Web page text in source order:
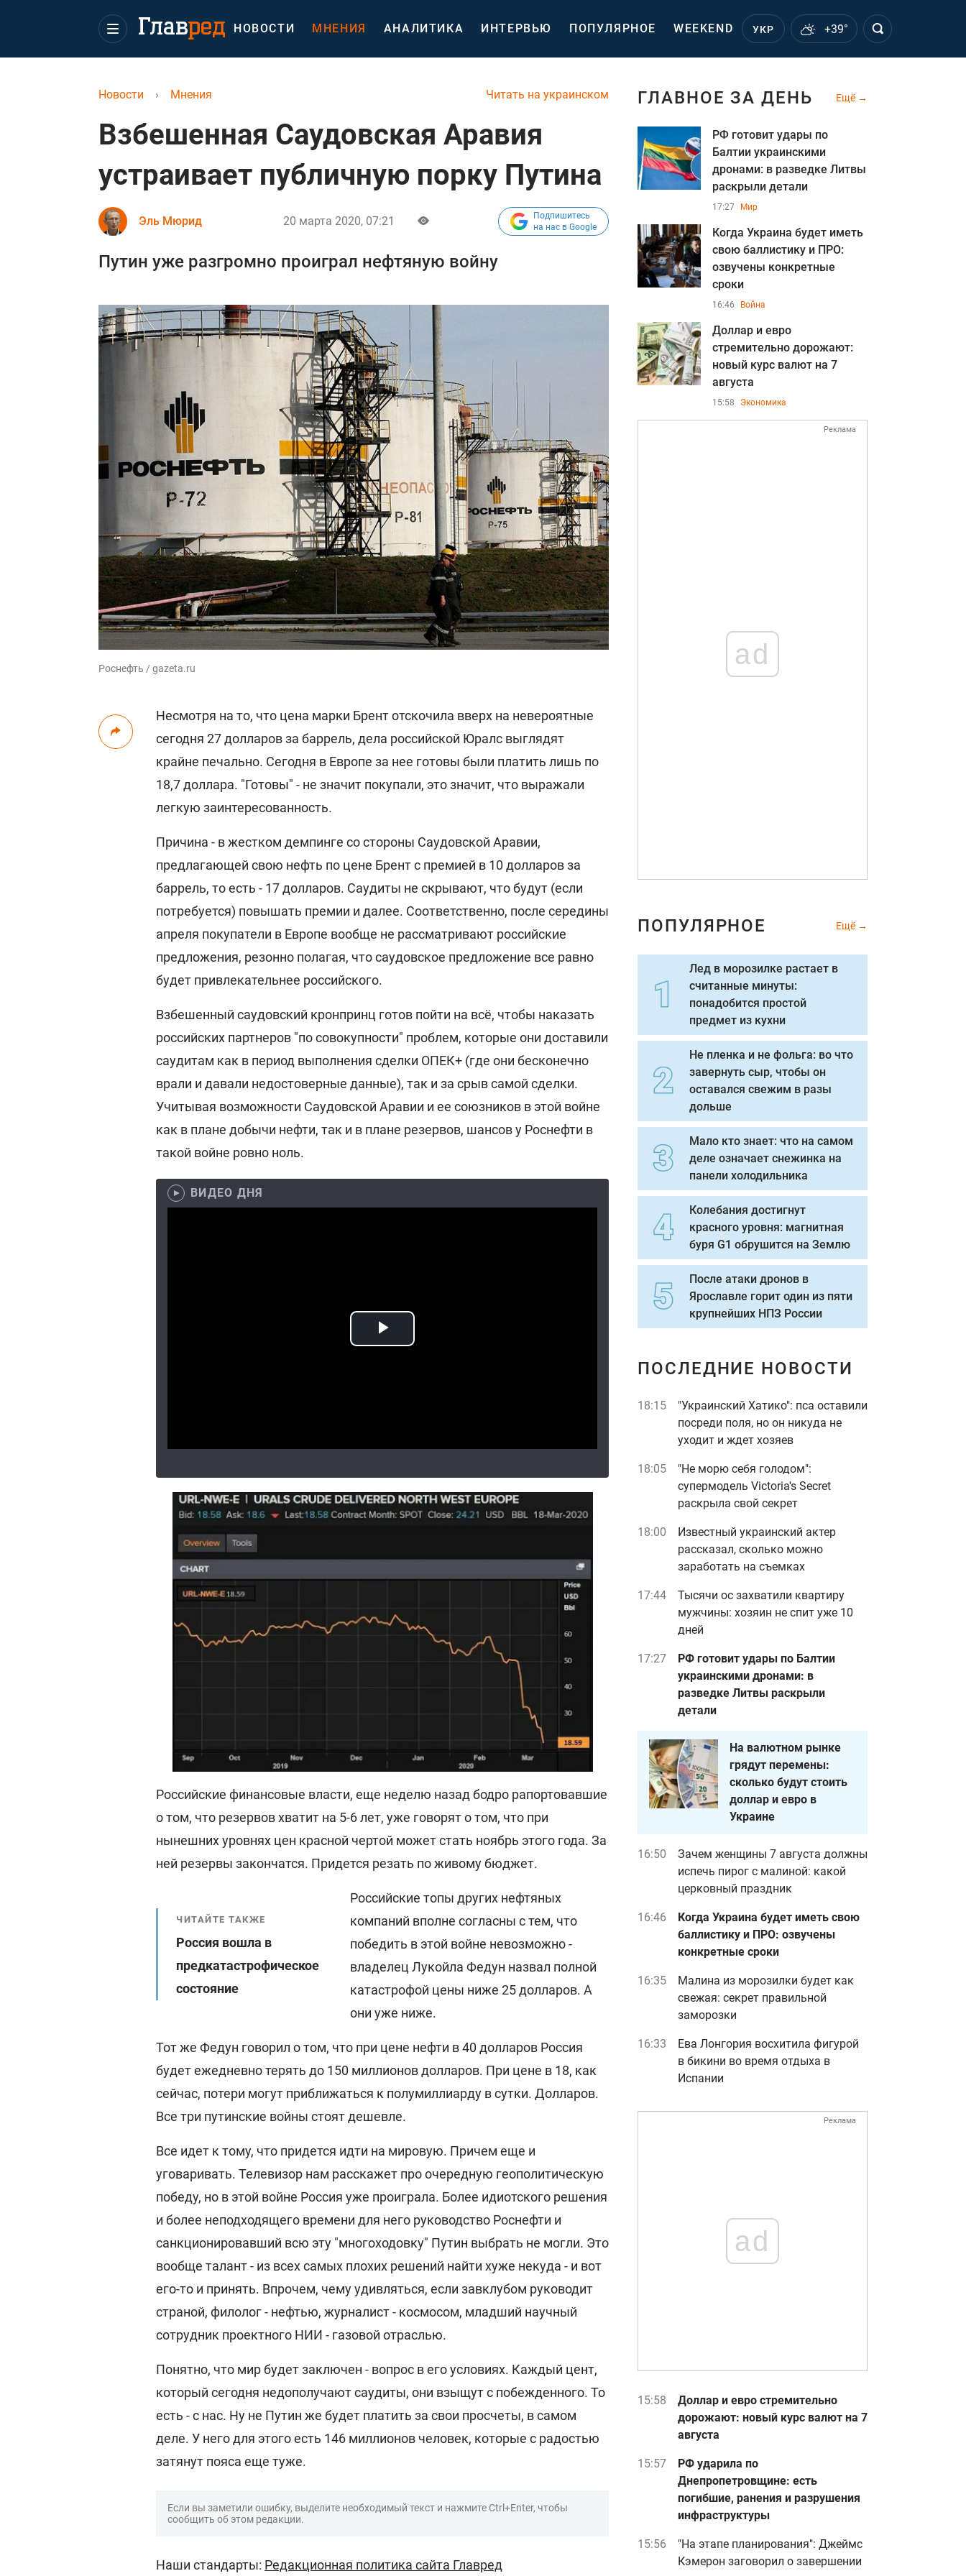
НОВОСТИ МНЕНИЯ АНАЛИТИКА ИНТЕРВЬЮ ПОПУЛЯРНОЕ WEEKEND УКР +39°
Читать на украинском
Новости › Мнения
Взбешенная Саудовская Аравия
устраивает публичную порку Путина
Эль Мюрид 20 марта 2020, 07:21
Подпишитесь
на нас в Google
Путин уже разгромно проиграл нефтяную войну
Роснефть / gazeta.ru
Несмотря на то, что цена марки Брент отскочила вверх на невероятные
сегодня 27 долларов за баррель, дела российской Юралс выглядят
крайне печально. Сегодня в Европе за нее готовы были платить лишь по
18,7 доллара. "Готовы" - не значит покупали, это значит, что выражали
легкую заинтересованность.
Причина - в жестком демпинге со стороны Саудовской Аравии,
предлагающей свою нефть по цене Брент с премией в 10 долларов за
баррель, то есть - 17 долларов. Саудиты не скрывают, что будут (если
потребуется) повышать премии и далее. Соответственно, после середины
апреля покупатели в Европе вообще не рассматривают российские
предложения, резонно полагая, что саудовское предложение все равно
будет привлекательнее российского.
Взбешенный саудовский кронпринц готов пойти на всё, чтобы наказать
российских партнеров "по совокупности" проблем, которые они доставили
саудитам как в период выполнения сделки ОПЕК+ (где они бесконечно
врали и давали недостоверные данные), так и за срыв самой сделки.
Учитывая возможности Саудовской Аравии и ее союзников в этой войне
как в плане добычи нефти, так и в плане резервов, шансов у Роснефти в
такой войне ровно ноль.
ВИДЕО ДНЯ
Российские финансовые власти, еще неделю назад бодро рапортовавшие
о том, что резервов хватит на 5-6 лет, уже говорят о том, что при
нынешних уровнях цен красной чертой может стать ноябрь этого года. За
ней резервы закончатся. Придется резать по живому бюджет.
ЧИТАЙТЕ ТАКЖЕ
Россия вошла в
предкатастрофическое
состояние
Российские топы других нефтяных
компаний вполне согласны с тем, что
победить в этой войне невозможно -
владелец Лукойла Федун назвал полной
катастрофой цены ниже 25 долларов. А
они уже ниже.
Тот же Федун говорил о том, что при цене нефти в 40 долларов Россия
будет ежедневно терять до 150 миллионов долларов. При цене в 18, как
сейчас, потери могут приближаться к полумиллиарду в сутки. Долларов.
Все три путинские войны стоят дешевле.
Все идет к тому, что придется идти на мировую. Причем еще и
уговаривать. Телевизор нам расскажет про очередную геополитическую
победу, но в этой войне Россия уже проиграла. Более идиотского решения
и более неподходящего времени для него руководство Роснефти и
санкционировавший всю эту "многоходовку" Путин выбрать не могли. Это
вообще талант - из всех самых плохих решений найти хуже некуда - и вот
его-то и принять. Впрочем, чему удивляться, если завклубом руководит
страной, филолог - нефтью, журналист - космосом, младший научный
сотрудник проектного НИИ - газовой отраслью.
Понятно, что мир будет заключен - вопрос в его условиях. Каждый цент,
который сегодня недополучают саудиты, они взыщут с побежденного. То
есть - с нас. Ну не Путин же будет платить за свои просчеты, в самом
деле. У него для этого есть 146 миллионов человек, которые с радостью
затянут пояса еще туже.
Если вы заметили ошибку, выделите необходимый текст и нажмите Ctrl+Enter, чтобы
сообщить об этом редакции.
Наши стандарты: Редакционная политика сайта Главред
ГЛАВНОЕ ЗА ДЕНЬ Ещё
РФ готовит удары по
Балтии украинскими
дронами: в разведке Литвы
раскрыли детали
17:27 Мир
Когда Украина будет иметь
свою баллистику и ПРО:
озвучены конкретные
сроки
16:46 Война
Доллар и евро
стремительно дорожают:
новый курс валют на 7
августа
15:58 Экономика
Реклама
ad
ПОПУЛЯРНОЕ Ещё
Лед в морозилке растает в
считанные минуты:
понадобится простой
предмет из кухни
Не пленка и не фольга: во что
завернуть сыр, чтобы он
оставался свежим в разы
дольше
Мало кто знает: что на самом
деле означает снежинка на
панели холодильника
Колебания достигнут
красного уровня: магнитная
буря G1 обрушится на Землю
После атаки дронов в
Ярославле горит один из пяти
крупнейших НПЗ России
ПОСЛЕДНИЕ НОВОСТИ
18:15
"Украинский Хатико": пса оставили
посреди поля, но он никуда не
уходит и ждет хозяев
18:05
"Не морю себя голодом":
супермодель Victoria's Secret
раскрыла свой секрет
18:00
Известный украинский актер
рассказал, сколько можно
заработать на съемках
17:44
Тысячи ос захватили квартиру
мужчины: хозяин не спит уже 10
дней
17:27
РФ готовит удары по Балтии
украинскими дронами: в
разведке Литвы раскрыли
детали
На валютном рынке
грядут перемены:
сколько будут стоить
доллар и евро в
Украине
16:50
Зачем женщины 7 августа должны
испечь пирог с малиной: какой
церковный праздник
16:46
Когда Украина будет иметь свою
баллистику и ПРО: озвучены
конкретные сроки
16:35
Малина из морозилки будет как
свежая: секрет правильной
заморозки
16:33
Ева Лонгория восхитила фигурой
в бикини во время отдыха в
Испании
Реклама
ad
15:58
Доллар и евро стремительно
дорожают: новый курс валют на 7
августа
15:57
РФ ударила по
Днепропетровщине: есть
погибшие, ранения и разрушения
инфраструктуры
15:56
"На этапе планирования": Джеймс
Кэмерон заговорил о завершении